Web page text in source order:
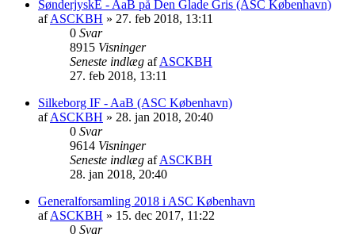
SønderjyskE - AaB på Den Glade Gris (ASC København)
afASCKBH » 27. feb 2018, 13:11
0 Svar
8915 Visninger
Seneste indlæg afASCKBH
27. feb 2018, 13:11
Silkeborg IF - AaB (ASC København)
afASCKBH » 28. jan 2018, 20:40
0 Svar
9614 Visninger
Seneste indlæg afASCKBH
28. jan 2018, 20:40
Generalforsamling 2018 i ASC København
afASCKBH » 15. dec 2017, 11:22
0 Svar